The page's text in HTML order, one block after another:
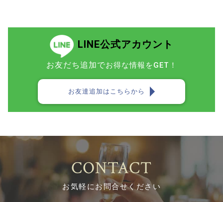
LINE公式アカウント
お友だち追加でお得な情報をGET！
お友達追加はこちらから
CONTACT
お気軽にお問合せください